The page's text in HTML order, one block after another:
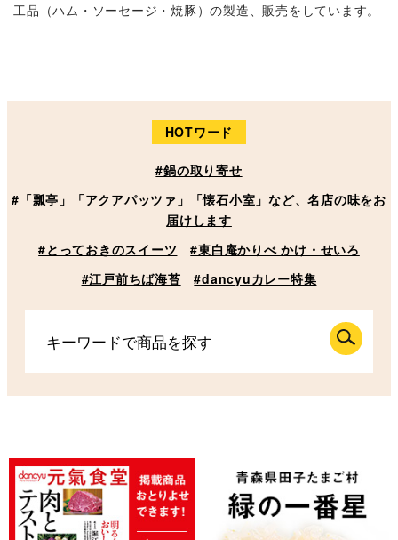
工品（ハム・ソーセージ・焼豚）の製造、販売をしています。
HOTワード
#鍋の取り寄せ
#「瓢亭」「アクアパッツァ」「懐石小室」など、名店の味をお
届けします
#とっておきのスイーツ
#東白庵かりべ かけ・せいろ
#江戸前ちば海苔
#dancyuカレー特集